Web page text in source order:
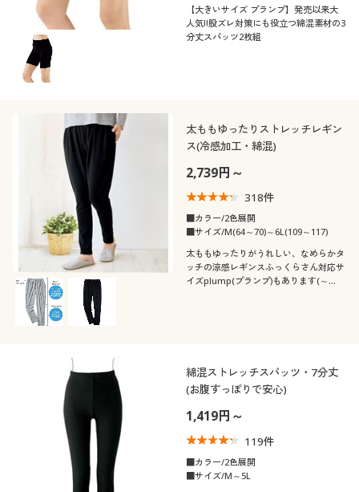
よくある質問とお問い合わせ
閉じる
【大きいサイズ プランプ】発売以来大
人気!!股ズレ対策にも役立つ綿混素材の3
分丈スパッツ2枚組
太ももゆったりストレッチレギン
ス(冷感加工・綿混)
2,739円～
318件
■カラー/2色展開
■サイズ/M(64～70)～6L(109～117)
太ももゆったりがうれしい、なめらかタ
ッチの涼感レギンスふっくらさん対応サ
イズplump(プランプ)もあります(～
綿混ストレッチスパッツ・7分丈
(お腹すっぽりで安心)
1,419円～
119件
■カラー/2色展開
■サイズ/M～5L